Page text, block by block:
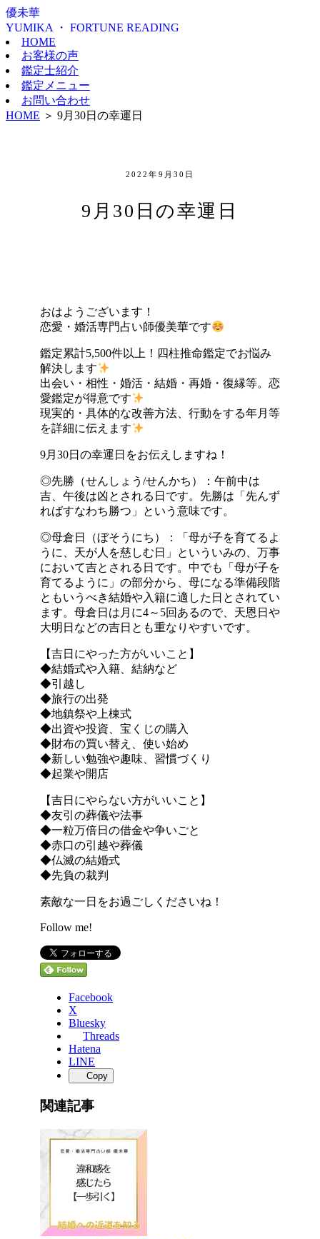
優未華
YUMIKA ・ FORTUNE READING
HOME
お客様の声
鑑定士紹介
鑑定メニュー
お問い合わせ
HOME ＞ 9月30日の幸運日
2022年9月30日
9月30日の幸運日
おはようございます！
恋愛・婚活専門占い師優美華です
鑑定累計5,500件以上！四柱推命鑑定でお悩み
解決します
出会い・相性・婚活・結婚・再婚・復縁等。恋
愛鑑定が得意です
現実的・具体的な改善方法、行動をする年月等
を詳細に伝えます
9月30日の幸運日をお伝えしますね！
◎先勝（せんしょう/せんかち）：午前中は
吉、午後は凶とされる日です。先勝は「先んず
ればすなわち勝つ」という意味です。
◎母倉日（ぼそうにち）：「母が子を育てるよ
うに、天が人を慈しむ日」といういみの、万事
において吉とされる日です。中でも「母が子を
育てるように」の部分から、母になる準備段階
ともいうべき結婚や入籍に適した日とされてい
ます。母倉日は月に4～5回あるので、天恩日や
大明日などの吉日とも重なりやすいです。
【吉日にやった方がいいこと】
◆結婚式や入籍、結納など
◆引越し
◆旅行の出発
◆地鎮祭や上棟式
◆出資や投資、宝くじの購入
◆財布の買い替え、使い始め
◆新しい勉強や趣味、習慣づくり
◆起業や開店
【吉日にやらない方がいいこと】
◆友引の葬儀や法事
◆一粒万倍日の借金や争いごと
◆赤口の引越や葬儀
◆仏滅の結婚式
◆先負の裁判
素敵な一日をお過ごしくださいね！
Follow me!
Facebook
X
Bluesky
Threads
Hatena
LINE
Copy
関連記事